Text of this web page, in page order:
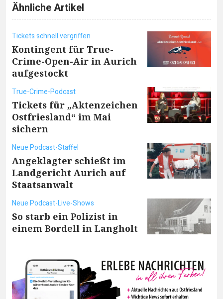
Ähnliche Artikel
Tickets schnell vergriffen
Kontingent für True-
Crime-Open-Air in Aurich
aufgestockt
True-Crime-Podcast
Tickets für „Aktenzeichen
Ostfriesland“ im Mai
sichern
Neue Podcast-Staffel
Angeklagter schießt im
Landgericht Aurich auf
Staatsanwalt
Neue Podcast-Live-Shows
So starb ein Polizist in
einem Bordell in Langholt